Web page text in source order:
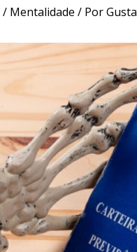
/ Mentalidade / Por